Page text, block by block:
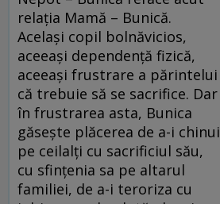
relaţia Mamă – Bunică.
Acelaşi copil bolnăvicios,
aceeaşi dependenţă fizică,
aceeaşi frustrare a părintelui
că trebuie să se sacrifice. Dar
în frustrarea asta, Bunica
găseşte plăcerea de a-i chinui
pe ceilalţi cu sacrificiul său,
cu sfinţenia sa pe altarul
familiei, de a-i teroriza cu